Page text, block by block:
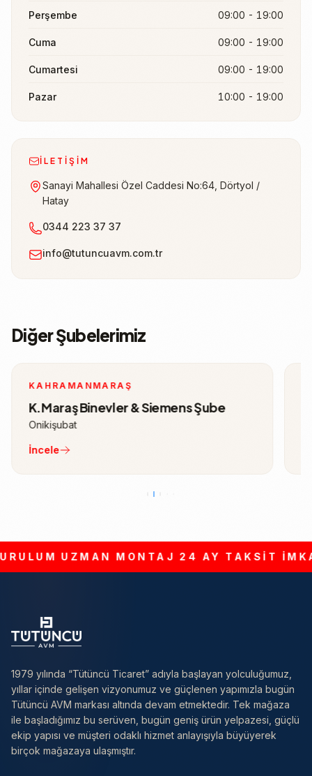
Perşembe 09:00 - 19:00
Cuma 09:00 - 19:00
Cumartesi 09:00 - 19:00
Pazar 10:00 - 19:00
İLETIŞIM
Sanayi Mahallesi Özel Caddesi No:64, Dörtyol /
Hatay
0344 223 37 37
info@tutuncuavm.com.tr
Diğer Şubelerimiz
KAHRAMANMARAŞ
K.Maraş Binevler & Siemens Şube
Onikişubat
İncele
UZMAN MONTAJ 24 AY TAKSİT
1979 yılında “Tütüncü Ticaret” adıyla başlayan yolculuğumuz,
yıllar içinde gelişen vizyonumuz ve güçlenen yapımızla bugün
Tütüncü AVM markası altında devam etmektedir. Tek mağaza
ile başladığımız bu serüven, bugün geniş ürün yelpazesi, güçlü
ekip yapısı ve müşteri odaklı hizmet anlayışıyla büyüyerek
birçok mağazaya ulaşmıştır.